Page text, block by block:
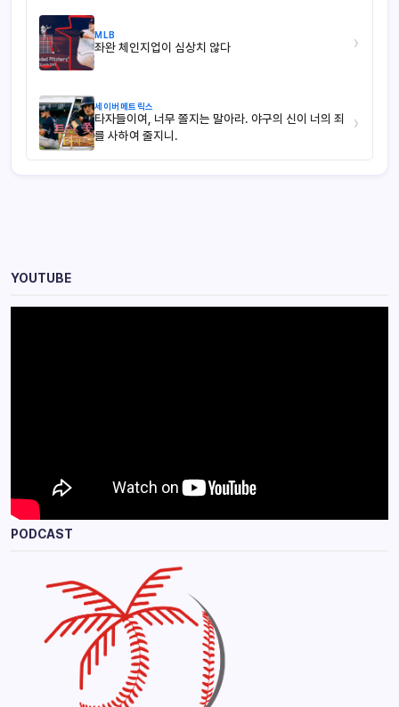
MLB
좌완 체인지업이 심상치 않다 ›
세이버메트릭스
타자들이여, 너무 쫄지는 말아라. 야구의 신이 너의 죄
를 사하여 줄지니.
›
YOUTUBE
PODCAST